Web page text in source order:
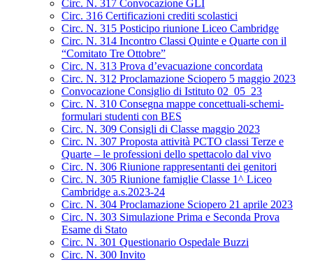
Circ. N. 317 Convocazione GLI
Circ. 316 Certificazioni crediti scolastici
Circ. N. 315 Posticipo riunione Liceo Cambridge
Circ. N. 314 Incontro Classi Quinte e Quarte con il
“Comitato Tre Ottobre”
Circ. N. 313 Prova d’evacuazione concordata
Circ. N. 312 Proclamazione Sciopero 5 maggio 2023
Convocazione Consiglio di Istituto 02_05_23
Circ. N. 310 Consegna mappe concettuali-schemi-
formulari studenti con BES
Circ. N. 309 Consigli di Classe maggio 2023
Circ. N. 307 Proposta attività PCTO classi Terze e
Quarte – le professioni dello spettacolo dal vivo
Circ. N. 306 Riunione rappresentanti dei genitori
Circ. N. 305 Riunione famiglie Classe 1^ Liceo
Cambridge a.s.2023-24
Circ. N. 304 Proclamazione Sciopero 21 aprile 2023
Circ. N. 303 Simulazione Prima e Seconda Prova
Esame di Stato
Circ. N. 301 Questionario Ospedale Buzzi
Circ. N. 300 Invito